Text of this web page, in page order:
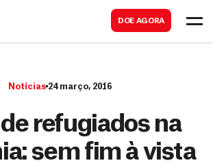
DOE AGORA
Notícias 24 março, 2016
refugiados na
sem fim à vista
a
r